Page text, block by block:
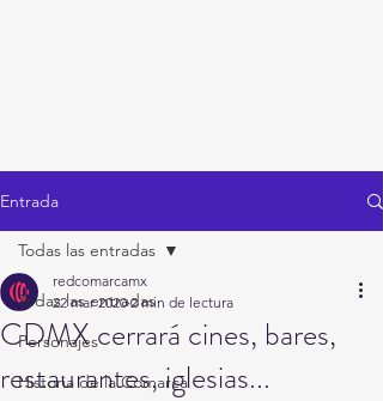
Entrada
Todas las entradas
Personajes
Historia de la Comarca
Todas las entradas
CDMX cerrará cines, bares,
restaurantes, iglesias...
redcomarcamx
22 mar 2020 2 min de lectura